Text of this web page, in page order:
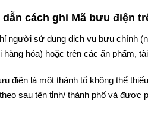
cách ghi Mã bưu điện
người sử dụng dịch vụ bưu chính
hàng hóa) hoặc trên các ấn phẩm,
điện là một thành tố không thể
sau tên tỉnh/ thành phố và được